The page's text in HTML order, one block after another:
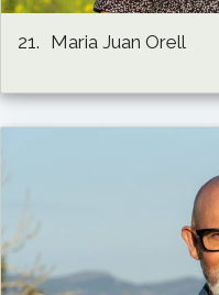
21. Maria Juan Orell